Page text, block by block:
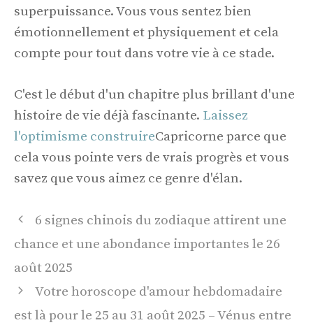
superpuissance. Vous vous sentez bien
émotionnellement et physiquement et cela
compte pour tout dans votre vie à ce stade.
C'est le début d'un chapitre plus brillant d'une
histoire de vie déjà fascinante. Laissez
l'optimisme construireCapricorne parce que
cela vous pointe vers de vrais progrès et vous
savez que vous aimez ce genre d'élan.
Navigation
des
6 signes chinois du zodiaque attirent une
chance et une abondance importantes le 26
août 2025
Votre horoscope d'amour hebdomadaire
est là pour le 25 au 31 août 2025 – Vénus entre